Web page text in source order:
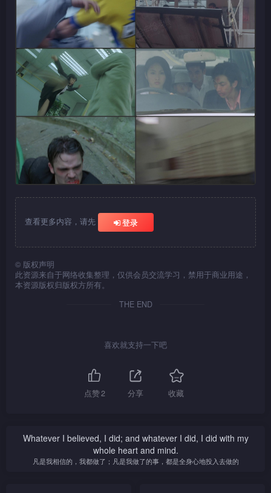
查看更多内容，请先 登录
© 版权声明
此资源来自于网络收集整理，仅供会员交流学习，禁用于商业用途，
本资源版权归版权方所有。
THE END
喜欢就支持一下吧
点赞2 分享 收藏
Whatever I believed, I did; and whatever I did, I did with my
whole heart and mind.
凡是我相信的，我都做了；凡是我做了的事，都是全身心地投入去做的